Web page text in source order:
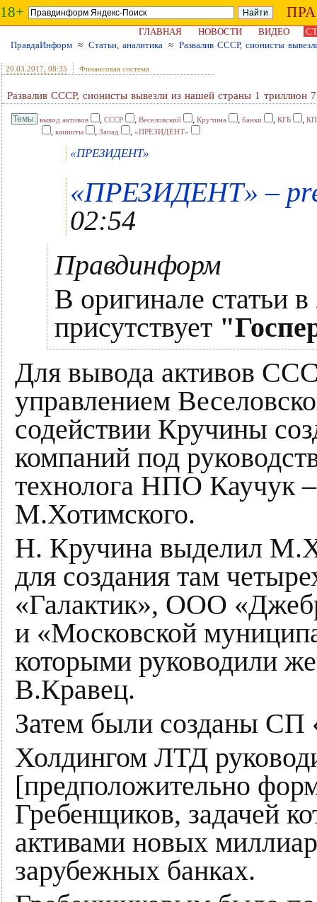
18+
ГЛАВНАЯ НОВОСТИ ВИДЕО
ПравдаИнформ ≈ Статьи, аналитика ≈ Развалив СССР, сионисты
20.03.2017 , 08:35 Финансовая система
Развалив СССР, сионисты вывезли из нашей страны 1
вывод активов , СССР , Веселовский , Кручина , банки , КГБ ,
, каиниты , Запад , «ПРЕЗИДЕНТ»
«ПРЕЗИДЕНТ»
«ПРЕЗИДЕНТ» –
02:54
Правдинформ
В оригинале статьи в
присутствует
Для вывода активов
управлением
содействии Кручины
компаний под
технолога НПО Каучук
М.Хотимского.
Н. Кручина выделил
для создания там
«Галактик», ООО
и «Московской
которыми руководили
В.Кравец.
Затем были созданы
Холдингом ЛТД
[предположительно
Гребенщиков, задачей
активами новых
зарубежных банках.